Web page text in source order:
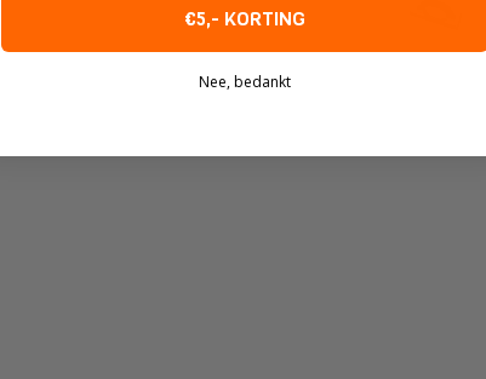
€5,- KORTING
Nee, bedankt